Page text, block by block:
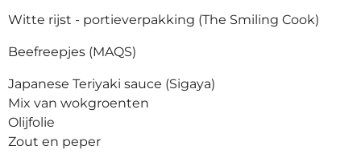
Witte rijst - portieverpakking (The Smiling Cook)
Beefreepjes (MAQS)
Japanese Teriyaki sauce (Sigaya)
Mix van wokgroenten
Olijfolie
Zout en peper